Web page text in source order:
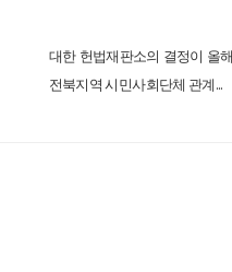
대한 헌법재판소의 결정이 올
전북지역 시민사회단체 관계...